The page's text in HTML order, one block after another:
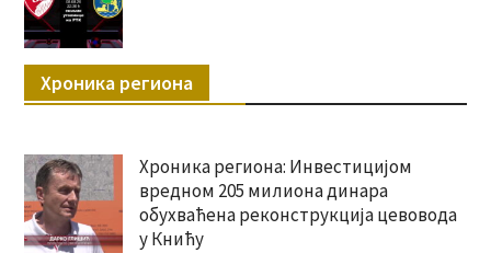
Хроника региона
Хроника региона: Инвестицијом
вредном 205 милиона динара
обухваћена реконструкција цевовода
у Книћу